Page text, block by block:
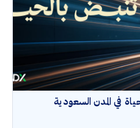
في المدن السعودية